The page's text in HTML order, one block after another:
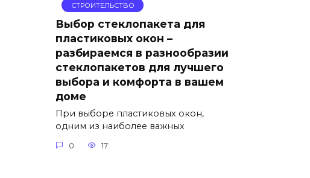
СТРОИТЕЛЬСТВО
Выбор стеклопакета для
пластиковых окон –
разбираемся в разнообразии
стеклопакетов для лучшего
выбора и комфорта в вашем
доме
При выборе пластиковых окон,
одним из наиболее важных
0 17